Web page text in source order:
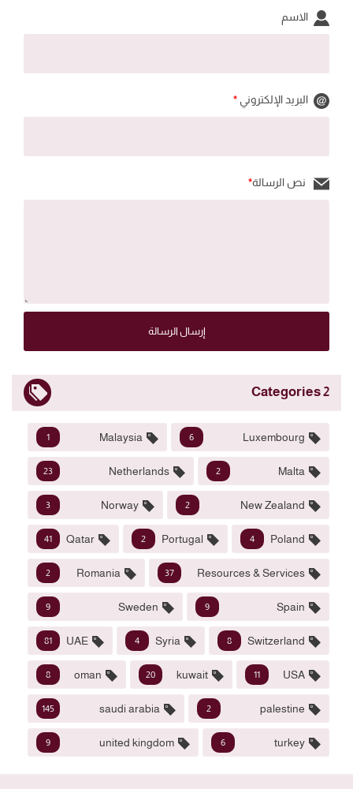
الاسم
البريد الإلكتروني *
نص الرسالة*
إرسال الرسالة
2 Categories
Luxembourg
6
Malaysia
1
Malta
2
Netherlands
23
New Zealand
2
Norway
3
Poland
4
Portugal
2
Qatar
41
Resources & Services
37
Romania
2
Spain
9
Sweden
9
Switzerland
8
Syria
4
UAE
81
USA
11
kuwait
20
oman
8
palestine
2
saudi arabia
145
turkey
6
united kingdom
9